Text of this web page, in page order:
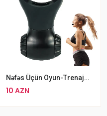
Nəfəs Üçün Oyun-Trenajor, Nəfəs Məşqləri Üçün
10 AZN